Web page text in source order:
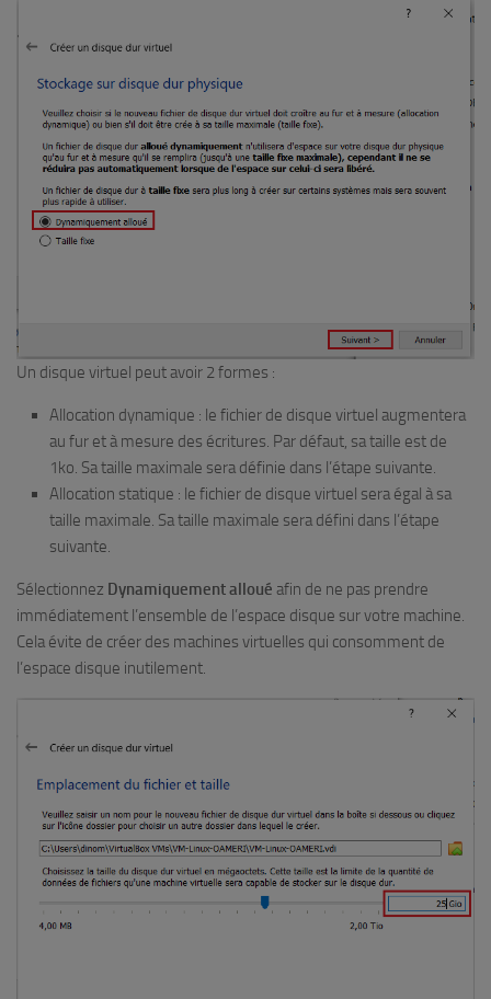
Un disque virtuel peut avoir 2 formes :
Allocation dynamique : le fichier de disque virtuel augmentera
au fur et à mesure des écritures. Par défaut, sa taille est de
1ko. Sa taille maximale sera définie dans l’étape suivante.
Allocation statique : le fichier de disque virtuel sera égal à sa
taille maximale. Sa taille maximale sera défini dans l’étape
suivante.
Sélectionnez Dynamiquement alloué afin de ne pas prendre
immédiatement l’ensemble de l’espace disque sur votre machine.
Cela évite de créer des machines virtuelles qui consomment de
l’espace disque inutilement.